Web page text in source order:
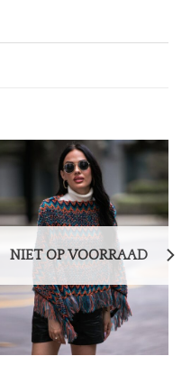
NIET OP VOORRAAD